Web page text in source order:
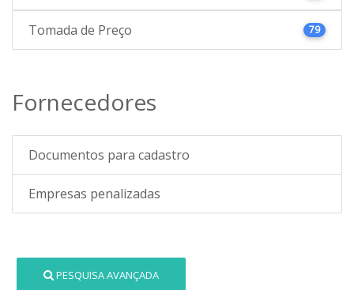
Tomada de Preço 79
Fornecedores
Documentos para cadastro
Empresas penalizadas
PESQUISA AVANÇADA